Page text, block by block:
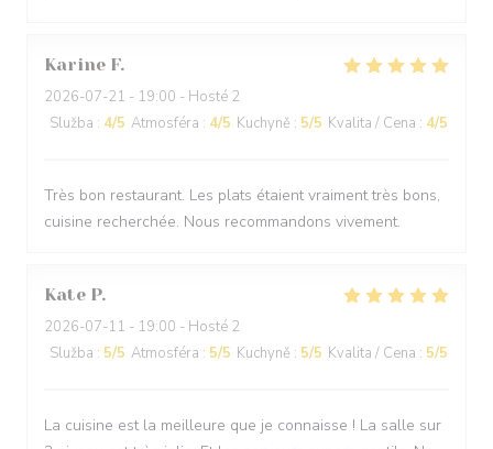
Karine F
2026-07-21 - 19:00 - Hosté 2
Služba : 4/5 Atmosféra : 4/5 Kuchyně : 5/5 Kvalita / Cena : 4/5
Très bon restaurant. Les plats étaient vraiment très bons,
cuisine recherchée. Nous recommandons vivement.
Kate P
2026-07-11 - 19:00 - Hosté 2
Služba : 5/5 Atmosféra : 5/5 Kuchyně : 5/5 Kvalita / Cena : 5/5
La cuisine est la meilleure que je connaisse ! La salle sur